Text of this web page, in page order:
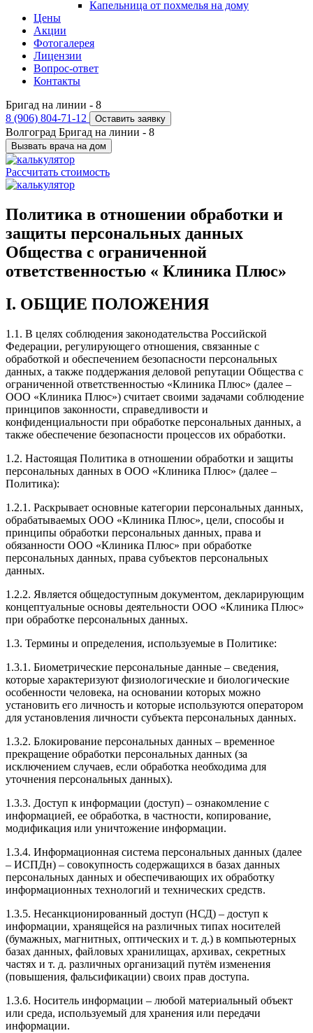
Капельница от похмелья на дому
Цены
Акции
Фотогалерея
Лицензии
Вопрос-ответ
Контакты
Бригад на линии - 8
8 (906) 804-71-12
Оставить заявку
Волгоград Бригад на линии - 8
Вызвать врача на дом
Рассчитать стоимость
Политика в отношении обработки и
защиты персональных данных
Общества с ограниченной
ответственностью « Клиника Плюс»
I. ОБЩИЕ ПОЛОЖЕНИЯ
1.1. В целях соблюдения законодательства Российской
Федерации, регулирующего отношения, связанные с
обработкой и обеспечением безопасности персональных
данных, а также поддержания деловой репутации Общества с
ограниченной ответственностью «Клиника Плюс» (далее –
ООО «Клиника Плюс») считает своими задачами соблюдение
принципов законности, справедливости и
конфиденциальности при обработке персональных данных, а
также обеспечение безопасности процессов их обработки.
1.2. Настоящая Политика в отношении обработки и защиты
персональных данных в ООО «Клиника Плюс» (далее –
Политика):
1.2.1. Раскрывает основные категории персональных данных,
обрабатываемых ООО «Клиника Плюс», цели, способы и
принципы обработки персональных данных, права и
обязанности ООО «Клиника Плюс» при обработке
персональных данных, права субъектов персональных
данных.
1.2.2. Является общедоступным документом, декларирующим
концептуальные основы деятельности ООО «Клиника Плюс»
при обработке персональных данных.
1.3. Термины и определения, используемые в Политике:
1.3.1. Биометрические персональные данные – сведения,
которые характеризуют физиологические и биологические
особенности человека, на основании которых можно
установить его личность и которые используются оператором
для установления личности субъекта персональных данных.
1.3.2. Блокирование персональных данных – временное
прекращение обработки персональных данных (за
исключением случаев, если обработка необходима для
уточнения персональных данных).
1.3.3. Доступ к информации (доступ) – ознакомление с
информацией, ее обработка, в частности, копирование,
модификация или уничтожение информации.
1.3.4. Информационная система персональных данных (далее
– ИСПДн) – совокупность содержащихся в базах данных
персональных данных и обеспечивающих их обработку
информационных технологий и технических средств.
1.3.5. Несанкционированный доступ (НСД) – доступ к
информации, хранящейся на различных типах носителей
(бумажных, магнитных, оптических и т. д.) в компьютерных
базах данных, файловых хранилищах, архивах, секретных
частях и т. д. различных организаций путём изменения
(повышения, фальсификации) своих прав доступа.
1.3.6. Носитель информации – любой материальный объект
или среда, используемый для хранения или передачи
информации.